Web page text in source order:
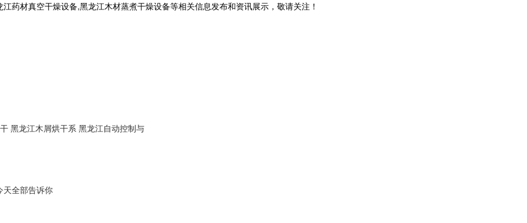
江药材真空干燥设备,黑龙江木材蒸煮干燥设备等相关信息发布和资讯展示，敬请关注！
黑龙江木屑烘干系 黑龙江自动控制与
天全部告诉你